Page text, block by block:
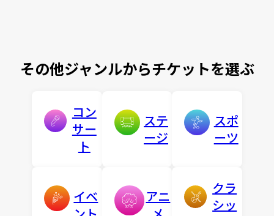
その他ジャンルからチケットを選ぶ
コン
サー
ト
ステ
ージ
スポ
ーツ
イベ
アニ
クラ
シッ